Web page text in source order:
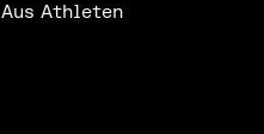
Aus Athleten